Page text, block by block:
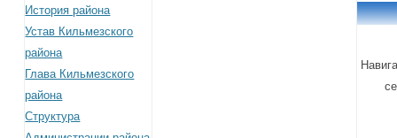
История района
Устав Кильмезского
района
Глава Кильмезского
района
Структура